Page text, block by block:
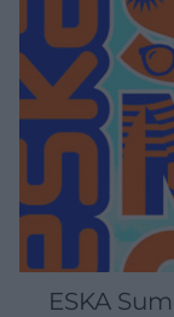
ESKA